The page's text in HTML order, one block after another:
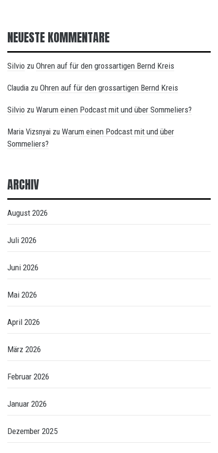
NEUESTE KOMMENTARE
Silvio zu Ohren auf für den grossartigen Bernd Kreis
Claudia zu Ohren auf für den grossartigen Bernd Kreis
Silvio zu Warum einen Podcast mit und über Sommeliers?
Maria Vizsnyai zu Warum einen Podcast mit und über
Sommeliers?
ARCHIV
August 2026
Juli 2026
Juni 2026
Mai 2026
April 2026
März 2026
Februar 2026
Januar 2026
Dezember 2025